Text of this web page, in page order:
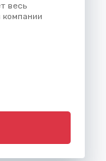
весь